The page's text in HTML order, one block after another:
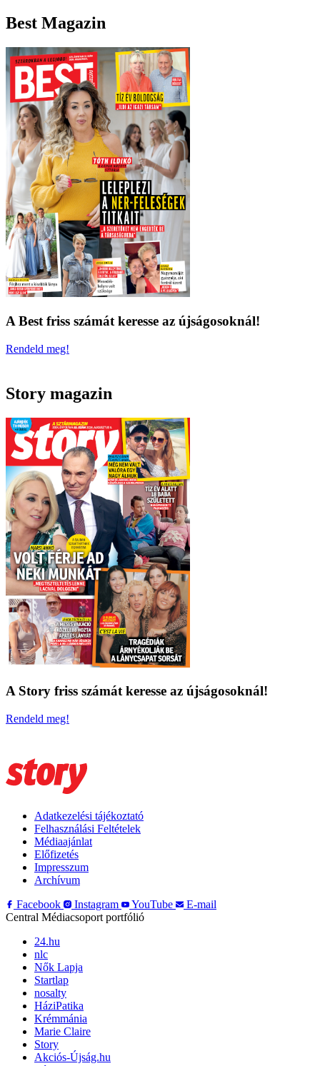
Best Magazin
A Best friss számát keresse az újságosoknál!
Rendeld meg!
Story magazin
A Story friss számát keresse az újságosoknál!
Rendeld meg!
Adatkezelési tájékoztató
Felhasználási Feltételek
Médiaajánlat
Előfizetés
Impresszum
Archívum
Facebook
Instagram YouTube
E-mail
Central Médiacsoport portfólió
24.hu
nlc
Nők Lapja
Startlap
nosalty
HáziPatika
Krémmánia
Marie Claire
Story
Akciós-Újság.hu